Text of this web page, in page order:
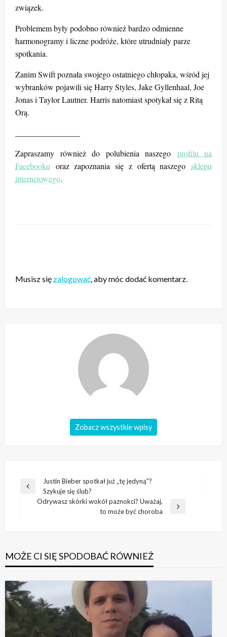
związek.
Problemem były podobno również bardzo odmienne
harmonogramy i liczne podróże, które utrudniały parze
spotkania.
Zanim Swift poznała swojego ostatniego chłopaka, wśród jej
wybranków pojawili się Harry Styles, Jake Gyllenhaal, Joe
Jonas i Taylor Lautner. Harris natomiast spotykał się z Ritą
Orą.
Zapraszamy również do polubienia naszego profilu na
Facebooku oraz zapoznania się z ofertą naszego sklepu
internetowego.
Musisz się zalogować , aby móc dodać komentarz.
Zobacz wszystkie wpisy
Nawigacja
wpisu
Poprzedni
Justin Bieber spotkał już „tę jedyną”?
Szykuje się ślub?
Odrywasz skórki wokół paznokci? Uważaj,
to może być choroba
MOŻE CI SIĘ SPODOBAĆ RÓWNIEŻ